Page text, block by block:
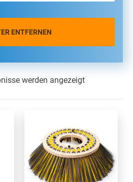
ENTFERNEN
werden angezeigt